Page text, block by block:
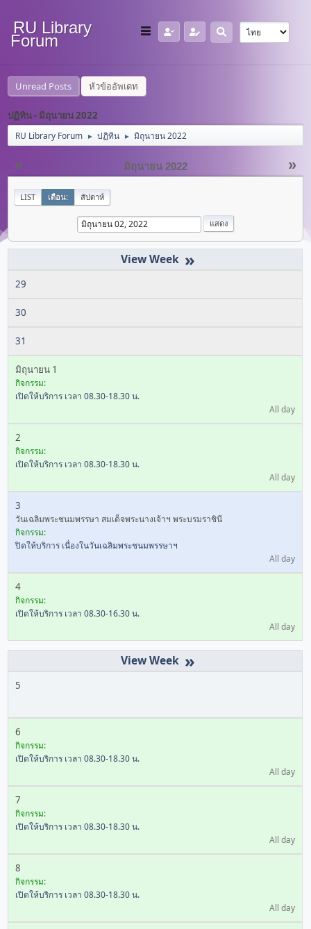
RU Library
Forum
Unread Posts หัวข้ออัพเดท
ปฏิทิน - มิถุนายน 2022
RU Library Forum ► ปฏิทิน ► มิถุนายน 2022
« »
มิถุนายน 2022
LIST เดือน: สัปดาห์
»
29
30
31
มิถุนายน 1
กิจกรรม:
เปิดให้บริการ เวลา 08.30-18.30 น.
All day
2
กิจกรรม:
เปิดให้บริการ เวลา 08.30-18.30 น.
All day
3
วันเฉลิมพระชนมพรรษา สมเด็จพระนางเจ้าฯ พระบรมราชินี
กิจกรรม:
ปิดให้บริการ เนื่องในวันเฉลิมพระชนมพรรษาฯ
All day
4
กิจกรรม:
เปิดให้บริการ เวลา 08.30-16.30 น.
All day
»
5
6
กิจกรรม:
เปิดให้บริการ เวลา 08.30-18.30 น.
All day
7
กิจกรรม:
เปิดให้บริการ เวลา 08.30-18.30 น.
All day
8
กิจกรรม:
เปิดให้บริการ เวลา 08.30-18.30 น.
All day